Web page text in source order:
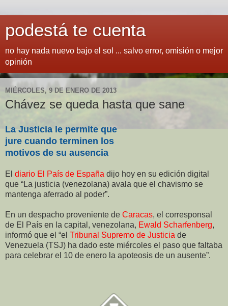
podestá te cuenta
no hay nada nuevo bajo el sol ... salvo error, omisión o mejor
opinión
MIÉRCOLES, 9 DE ENERO DE 2013
Chávez se queda hasta que sane
La Justicia le permite que
jure cuando terminen los
motivos de su ausencia
El diario El País de España dijo hoy en su edición digital
que “La justicia (venezolana) avala que el chavismo se
mantenga aferrado al poder”.
En un despacho proveniente de Caracas, el corresponsal
de El País en la capital, venezolana, Ewald Scharfenberg,
informó que el “el Tribunal Supremo de Justicia de
Venezuela (TSJ) ha dado este miércoles el paso que faltaba
para celebrar el 10 de enero la apoteosis de un ausente”.